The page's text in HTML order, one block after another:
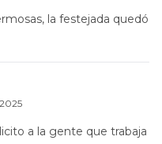
la festejada quedó
a la gente que trabaja